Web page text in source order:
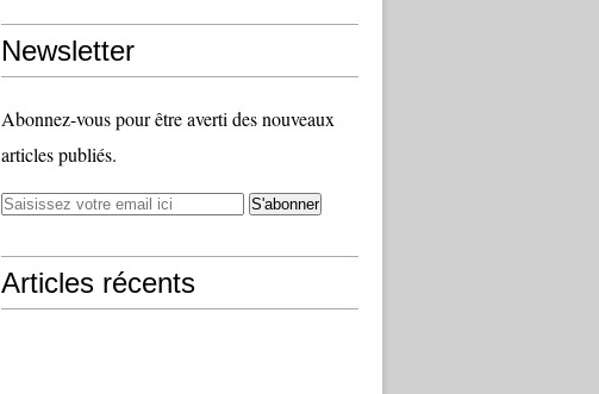
Newsletter
Abonnez-vous pour être averti des nouveaux
articles publiés.
Articles récents